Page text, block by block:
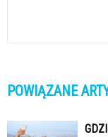
POWIĄZANE